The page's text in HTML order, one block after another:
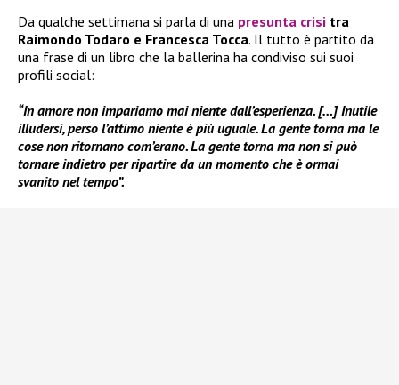
Da qualche settimana si parla di una presunta crisi tra
Raimondo Todaro e Francesca Tocca. Il tutto è partito da
una frase di un libro che la ballerina ha condiviso sui suoi
profili social:
“In amore non impariamo mai niente dall’esperienza. […] Inutile
illudersi, perso l’attimo niente è più uguale. La gente torna ma le
cose non ritornano com’erano. La gente torna ma non si può
tornare indietro per ripartire da un momento che è ormai
svanito nel tempo”.